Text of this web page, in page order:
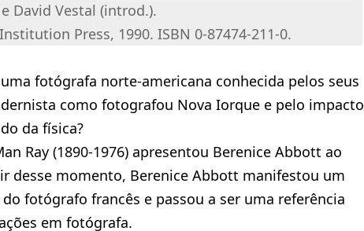
David Vestal (introd.).
Press, 1990. ISBN 0-87474-211-0.
fotógrafa norte-americana conhecida pelos seus
como fotografou Nova Iorque e pelo impacto
da física?
Ray (1890-1976) apresentou Berenice Abbott ao
desse momento, Berenice Abbott manifestou um
fotógrafo francês e passou a ser uma referência
em fotógrafa.